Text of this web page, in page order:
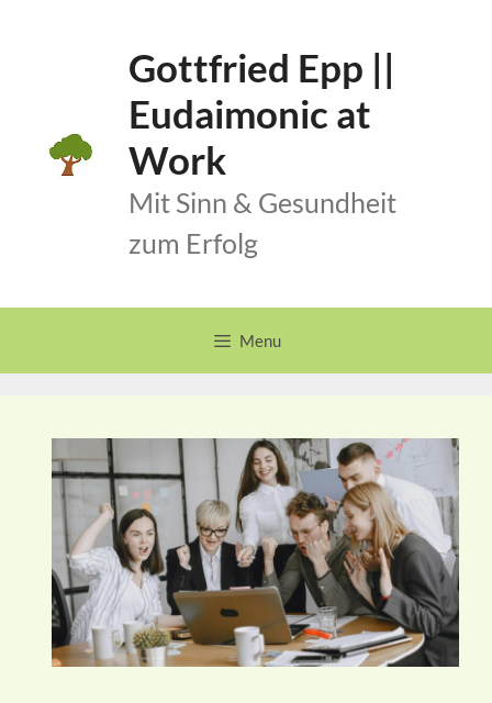
Gottfried Epp ||
Eudaimonic at
Work
Mit Sinn & Gesundheit
zum Erfolg
Menu